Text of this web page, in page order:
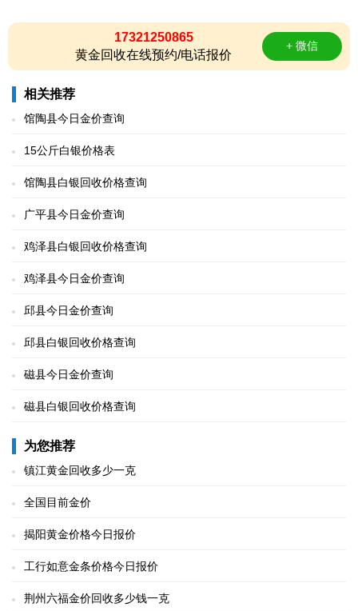
17321250865
黄金回收在线预约/电话报价
+ 微信
相关推荐
馆陶县今日金价查询
15公斤白银价格表
馆陶县白银回收价格查询
广平县今日金价查询
鸡泽县白银回收价格查询
鸡泽县今日金价查询
邱县今日金价查询
邱县白银回收价格查询
磁县今日金价查询
磁县白银回收价格查询
为您推荐
镇江黄金回收多少一克
全国目前金价
揭阳黄金价格今日报价
工行如意金条价格今日报价
荆州六福金价回收多少钱一克